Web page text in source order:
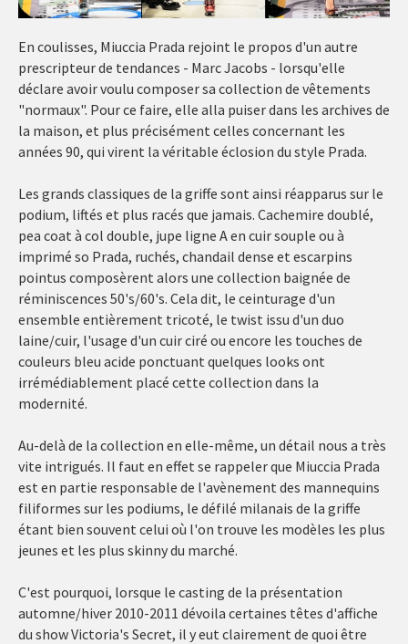
En coulisses, Miuccia Prada rejoint le propos d'un autre
prescripteur de tendances - Marc Jacobs - lorsqu'elle
déclare avoir voulu composer sa collection de vêtements
"normaux". Pour ce faire, elle alla puiser dans les archives de
la maison, et plus précisément celles concernant les
années 90, qui virent la véritable éclosion du style Prada.
Les grands classiques de la griffe sont ainsi réapparus sur le
podium, liftés et plus racés que jamais. Cachemire doublé,
pea coat à col double, jupe ligne A en cuir souple ou à
imprimé so Prada, ruchés, chandail dense et escarpins
pointus composèrent alors une collection baignée de
réminiscences 50's/60's. Cela dit, le ceinturage d'un
ensemble entièrement tricoté, le twist issu d'un duo
laine/cuir, l'usage d'un cuir ciré ou encore les touches de
couleurs bleu acide ponctuant quelques looks ont
irrémédiablement placé cette collection dans la
modernité.
Au-delà de la collection en elle-même, un détail nous a très
vite intrigués. Il faut en effet se rappeler que Miuccia Prada
est en partie responsable de l'avènement des mannequins
filiformes sur les podiums, le défilé milanais de la griffe
étant bien souvent celui où l'on trouve les modèles les plus
jeunes et les plus skinny du marché.
C'est pourquoi, lorsque le casting de la présentation
automne/hiver 2010-2011 dévoila certaines têtes d'affiche
du show Victoria's Secret, il y eut clairement de quoi être